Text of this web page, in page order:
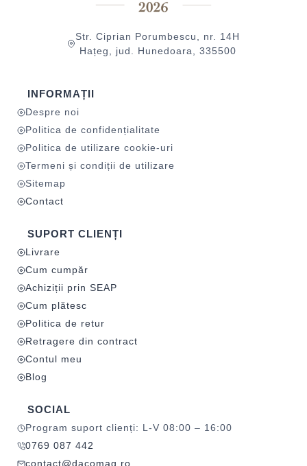
Str. Ciprian Porumbescu, nr. 14H
Hațeg, jud. Hunedoara, 335500
INFORMAȚII
Despre noi
Politica de confidențialitate
Politica de utilizare cookie-uri
Termeni și condiții de utilizare
Sitemap
Contact
SUPORT CLIENȚI
Livrare
Cum cumpăr
Achiziții prin SEAP
Cum plătesc
Politica de retur
Retragere din contract
Contul meu
Blog
SOCIAL
Program suport clienți: L-V 08:00 – 16:00
0769 087 442
contact@dacomag.ro